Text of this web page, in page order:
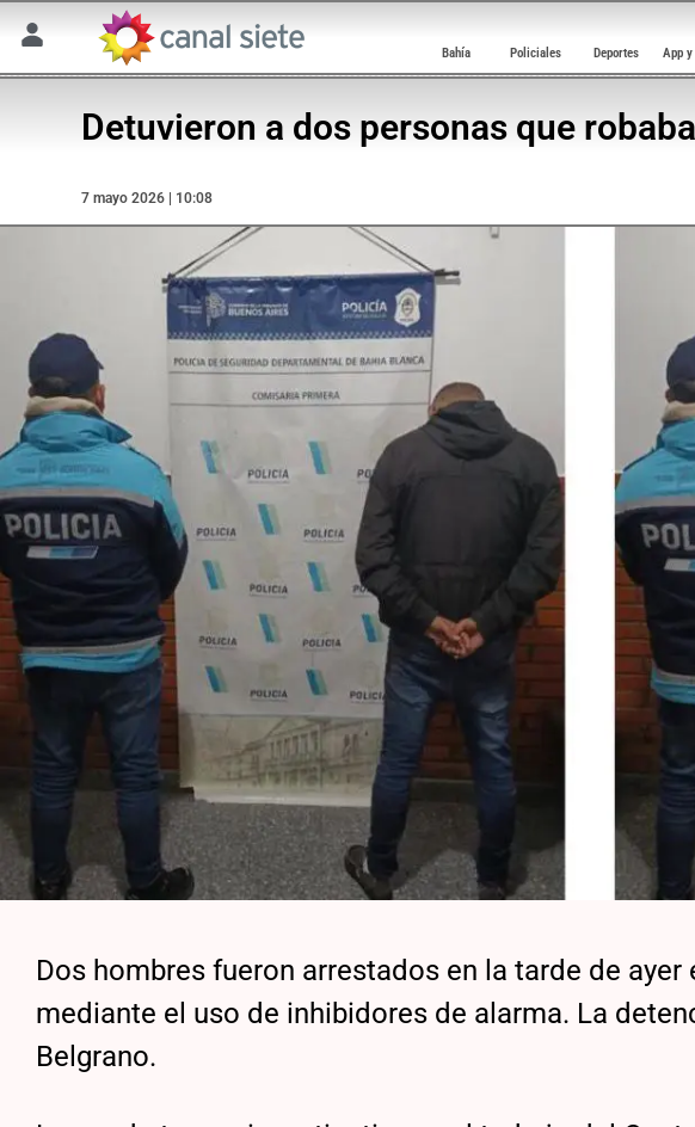
Bahía Policiales Deportes App y
Detuvieron a dos personas que
7 mayo 2026 | 10:08
Dos hombres fueron arrestados en la tarde de
mediante el uso de inhibidores de alarma. La
Belgrano.